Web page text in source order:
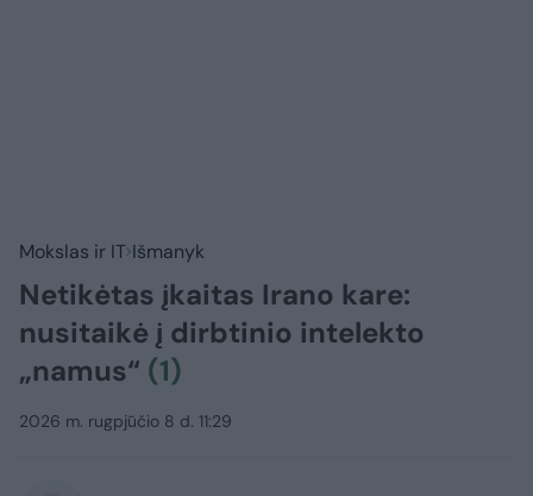
Mokslas ir IT Išmanyk
Netikėtas įkaitas Irano kare:
nusitaikė į dirbtinio intelekto
„namus“ (1)
2026 m. rugpjūčio 8 d. 11:29